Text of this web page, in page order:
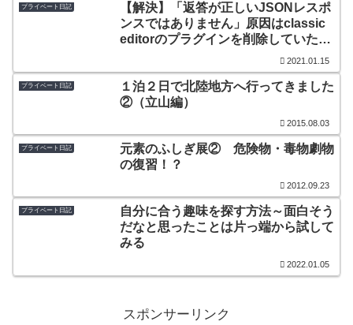
プライベート日記
【解決】「返答が正しいJSONレスポ
ンスではありません」原因はclassic
editorのプラグインを削除していたか
2021.01.15
プライベート日記
１泊２日で北陸地方へ行ってきました
②（立山編）
2015.08.03
プライベート日記
元素のふしぎ展② 危険物・毒物劇物
の復習！？
2012.09.23
プライベート日記
自分に合う趣味を探す方法～面白そう
だなと思ったことは片っ端から試して
みる
2022.01.05
スポンサーリンク